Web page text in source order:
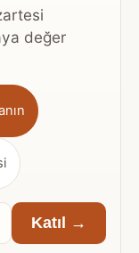
değer
Katıl →